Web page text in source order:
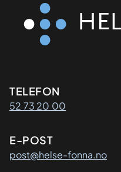
TELEFON
52 73 20 00
E-POST
post@helse-fonna.no